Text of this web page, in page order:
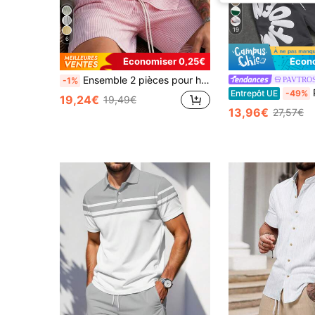
6
Économiser 0,25€
-1% Ensemble 2 pièces pour homme, coupe ample, style mode, rayures bulles, blocs de couleurs, boutons, poches inclinées, cordon de serrage, décontracté business polyvalent, été
19,24€ 19,49€
19
Entrepôt UE -49%
13,96€ 27,57€